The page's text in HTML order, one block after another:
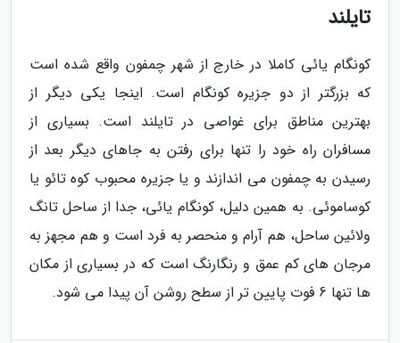
تایلند
کونگام یائی کاملا در خارج از شهر چمفون واقع شده است
که بزرگتر از دو جزیره کونگام است. اینجا یکی دیگر از
بهترین مناطق برای غواصی در تایلند است. بسیاری از
مسافران راه خود را تنها برای رفتن به جاهای دیگر بعد از
رسیدن به چمفون می اندازند و یا جزیره محبوب کوه تائو یا
کوساموئی. به همین دلیل، کونگام یائی، جدا از ساحل تانگ
ولائین ساحل، هم آرام و منحصر به فرد است و هم مجهز به
مرجان های کم عمق و رنگارنگ است که در بسیاری از مکان
ها تنها 6 فوت پایین تر از سطح روشن آن پیدا می شود.